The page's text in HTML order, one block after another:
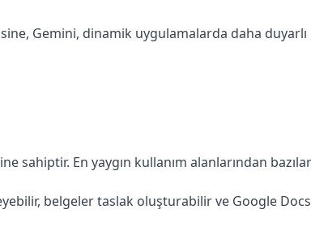
Gemini, dinamik uygulamalarda daha
En yaygın kullanım alanlarından
belgeler taslak oluşturabilir ve Google